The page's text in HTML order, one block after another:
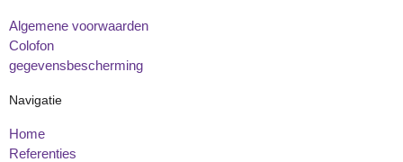
Navigatie
Home
Referenties
Algemene voorwaarden
Colofon
gegevensbescherming